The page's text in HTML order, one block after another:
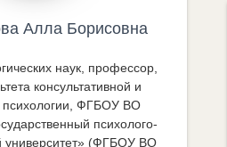
Алла Борисовна
наук, профессор,
консультативной и
психологии, ФГБОУ ВО
психолого-
университет» (ФГБОУ ВО